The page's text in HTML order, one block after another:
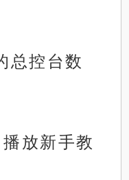
总控台数
放新手教